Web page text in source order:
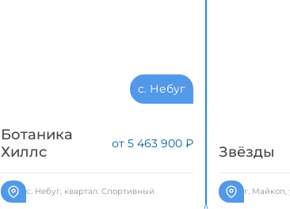
с. Небуг
Ботаника
Хиллс
от 5 463 900 ₽
с. Небуг, квартал. Спортивный
Звёзды
г. Майкоп,